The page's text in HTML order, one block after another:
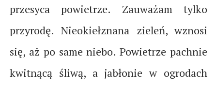
przesyca powietrze. Zauważam tylko
przyrodę. Nieokiełznana zieleń, wznosi
się, aż po same niebo. Powietrze pachnie
kwitnącą śliwą, a jabłonie w ogrodach